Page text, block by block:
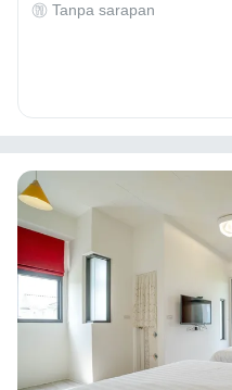
Tanpa sarapan